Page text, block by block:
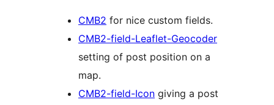
CMB2 for nice custom fields.
CMB2-field-Leaflet-Geocoder
setting of post position on a
map.
CMB2-field-Icon giving a post